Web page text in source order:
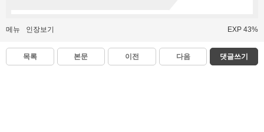
메뉴 인장보기 EXP 43%
목록 본문 이전 다음 댓글쓰기